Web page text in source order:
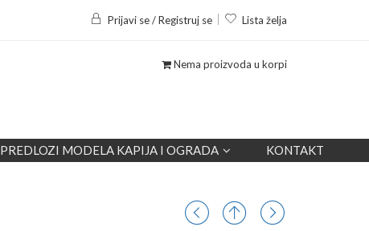
Prijavi se / Registruj se Lista želja
Nema proizvoda u korpi
PREDLOZI MODELA KAPIJA I OGRADA KONTAKT